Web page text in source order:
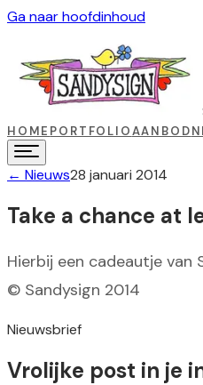
Ga naar hoofdinhoud
HOME PORTFOLIOAANBOD
← Nieuws28 januari 2014
Take a chance at
Hierbij een cadeautje van
© Sandysign 2014
Nieuwsbrief
Vrolijke post in je